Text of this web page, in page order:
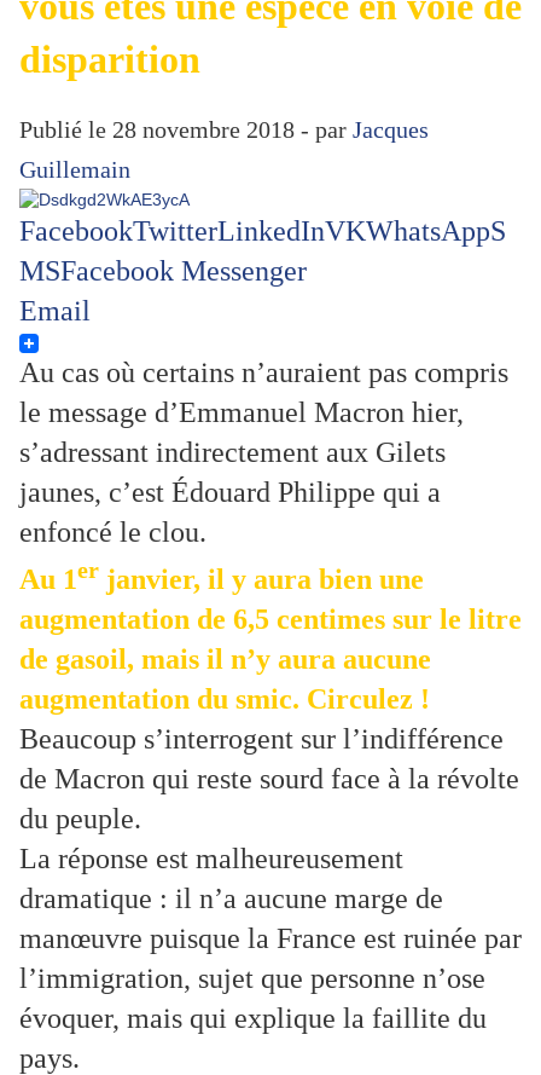
disparition
Publié le 28 novembre 2018 - par Jacques
Guillemain
FacebookTwitterLinkedInVKWhatsAppS
MSFacebook Messenger
Email
Au cas où certains n’auraient pas compris
le message d’Emmanuel Macron hier,
s’adressant indirectement aux Gilets
jaunes, c’est Édouard Philippe qui a
enfoncé le clou.
Au 1er janvier, il y aura bien une
augmentation de 6,5 centimes sur le litre
de gasoil, mais il n’y aura aucune
augmentation du smic. Circulez !
Beaucoup s’interrogent sur l’indifférence
de Macron qui reste sourd face à la révolte
du peuple.
La réponse est malheureusement
dramatique : il n’a aucune marge de
manœuvre puisque la France est ruinée par
l’immigration, sujet que personne n’ose
évoquer, mais qui explique la faillite du
pays.